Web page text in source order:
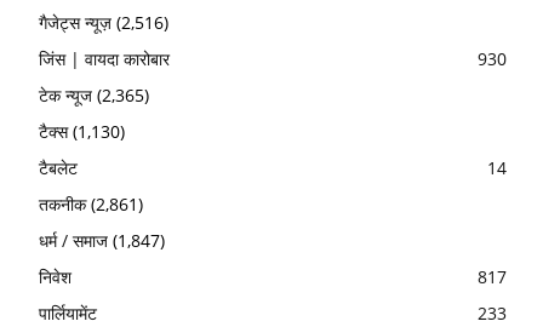
गैजेट्स न्यूज़ (2,516)
जिंस | वायदा कारोबार
930
टेक न्यूज (2,365)
टैक्स(1,130)
टैबलेट
14
तकनीक(2,861)
धर्म / समाज (1,847)
निवेश
817
पार्लियामेंट
233